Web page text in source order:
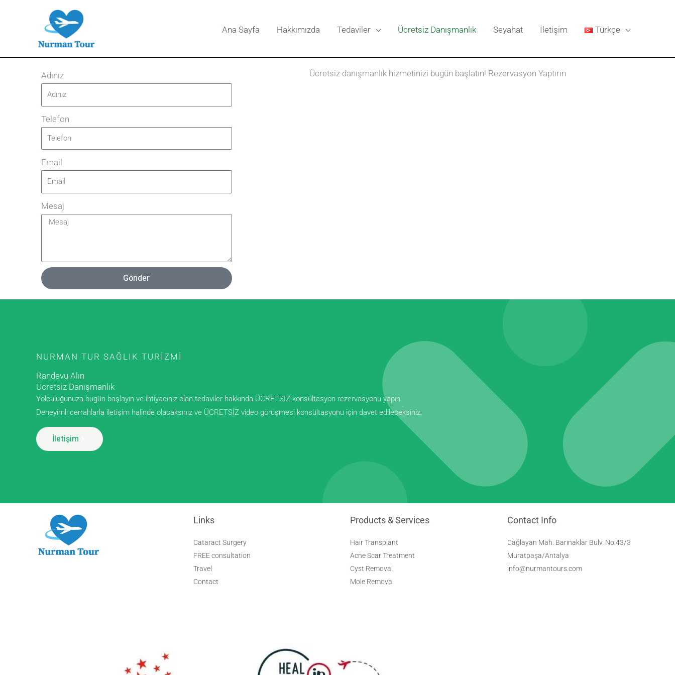
Ana Sayfa Hakkımızda Tedaviler Ücretsiz Danışmanlık Seyahat İletişim Türkçe
Adınız
Telefon
Email
Mesaj
Gönder
Ücretsiz danışmanlık hizmetinizi bugün başlatın! Rezervasyon Yaptırın
NURMAN TUR SAĞLIK TURIZMI
Randevu Alın
Ücretsiz Danışmanlık
Yolculuğunuza bugün başlayın ve ihtiyacınız olan tedaviler hakkında ÜCRETSİZ konsültasyon rezervasyonu yapın.
Deneyimli cerrahlarla iletişim halinde olacaksınız ve ÜCRETSİZ video görüşmesi konsültasyonu için davet edileceksiniz.
İletişim
Links
Cataract Surgery
FREE consultation
Travel
Contact
Products & Services
Hair Transplant
Acne Scar Treatment
Cyst Removal
Mole Removal
Contact Info
Cağlayan Mah. Barınaklar Bulv. No:43/3
Muratpaşa/Antalya
info@nurmantours.com